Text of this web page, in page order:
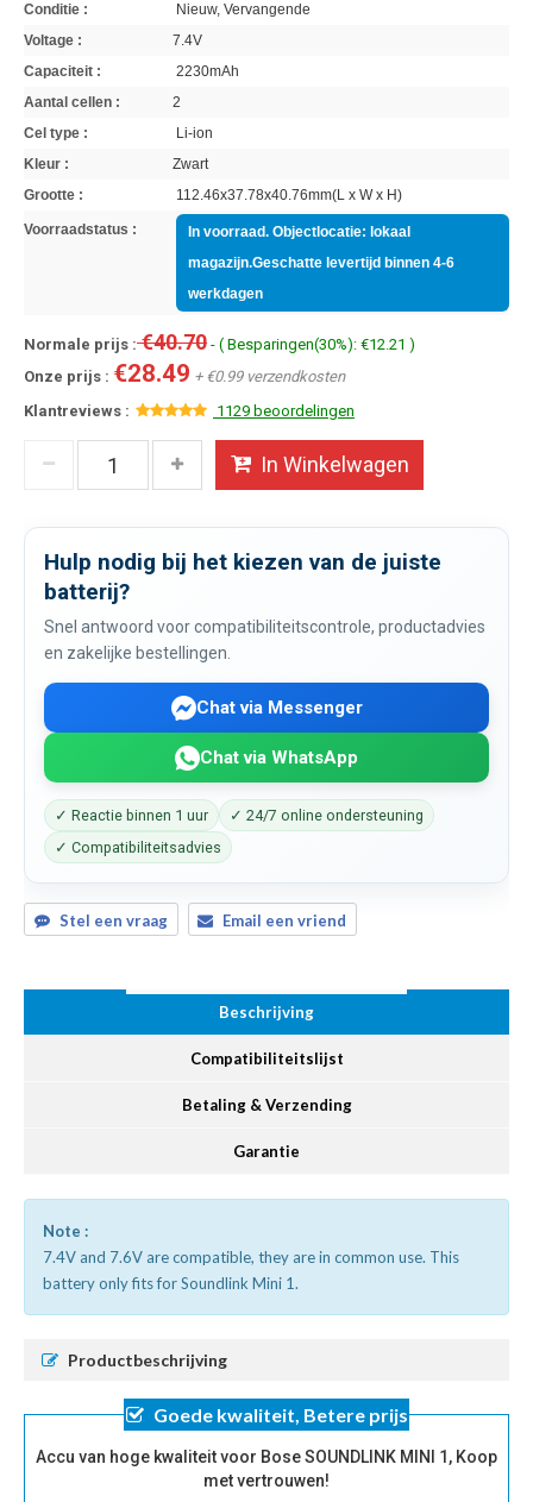
Conditie :
Nieuw, Vervangende
Voltage :
7.4V
Capaciteit :
2230mAh
Aantal cellen :
2
Cel type :
Li-ion
Kleur :
Zwart
Grootte :
112.46x37.78x40.76mm(L x W x H)
Voorraadstatus :
In voorraad. Objectlocatie: lokaal
magazijn.Geschatte levertijd binnen 4-6
werkdagen
Normale prijs :€40.70 - ( Besparingen(30%): €12.21 )
Onze prijs : €28.49 + €0.99 verzendkosten
Klantreviews :
1129 beoordelingen
In Winkelwagen
Hulp nodig bij het kiezen van de juiste
batterij?
Snel antwoord voor compatibiliteitscontrole, productadvies
en zakelijke bestellingen.
Chat via Messenger
Chat via WhatsApp
✓ Reactie binnen 1 uur
✓ 24/7 online ondersteuning
✓ Compatibiliteitsadvies
Stel een vraag Email een vriend
Beschrijving
Compatibiliteitslijst
Betaling & Verzending
Garantie
Note :
7.4V and 7.6V are compatible, they are in common use. This
battery only fits for Soundlink Mini 1.
Productbeschrijving
Goede kwaliteit, Betere prijs
Accu van hoge kwaliteit voor Bose SOUNDLINK MINI 1, Koop
met vertrouwen!